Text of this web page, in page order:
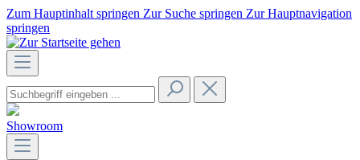
Zum Hauptinhalt springen Zur Suche springen Zur Hauptnavigation
springen
Showroom